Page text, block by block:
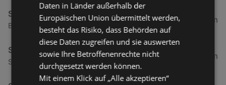
Santander Consumer Bank
Bozner Platz 3, 6020 Innsbruck
137,56 km
Santander Consumer Bank
Salzburger Straße 27, 6300 Wörgl
185,85 km
Daten in Länder außerhalb der
Europäischen Union übermittelt werden,
besteht das Risiko, dass Behörden auf
diese Daten zugreifen und sie auswerten
sowie Ihre Betroffenenrechte nicht
durchgesetzt werden können.
Mit einem Klick auf „Alle akzeptieren“